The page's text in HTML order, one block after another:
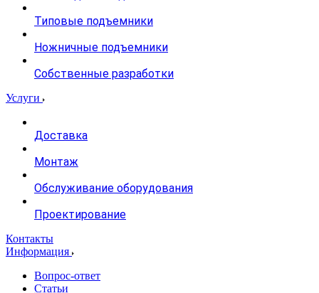
Типовые подъемники
Ножничные подъемники
Собственные разработки
Услуги
Доставка
Монтаж
Обслуживание оборудования
Проектирование
Контакты
Информация
Вопрос-ответ
Статьи